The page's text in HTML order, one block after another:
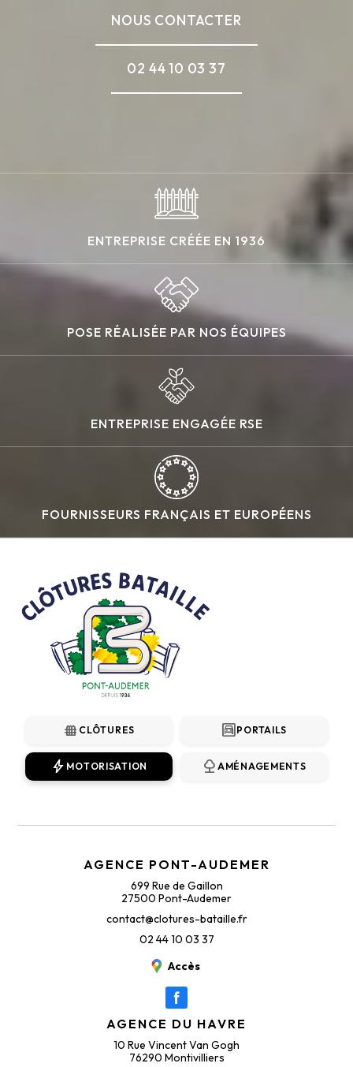
NOUS CONTACTER
02 44 10 03 37
ENTREPRISE CRÉÉE EN 1936
POSE RÉALISÉE PAR NOS ÉQUIPES
ENTREPRISE ENGAGÉE RSE
FOURNISSEURS FRANÇAIS ET EUROPÉENS
fence CLÔTURES garage PORTAILS
bolt MOTORISATION nature AMÉNAGEMENTS
AGENCE PONT-AUDEMER
699 Rue de Gaillon
27500 Pont-Audemer
contact@clotures-bataille.fr
02 44 10 03 37
Accès
AGENCE DU HAVRE
10 Rue Vincent Van Gogh
76290 Montivilliers